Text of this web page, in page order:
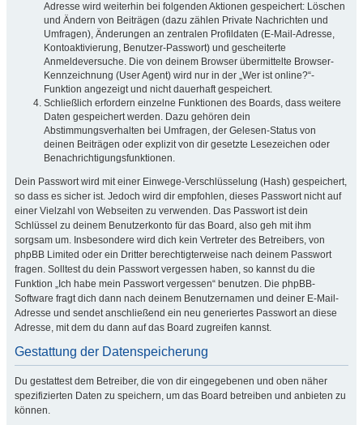
Adresse wird weiterhin bei folgenden Aktionen gespeichert: Löschen
und Ändern von Beiträgen (dazu zählen Private Nachrichten und
Umfragen), Änderungen an zentralen Profildaten (E-Mail-Adresse,
Kontoaktivierung, Benutzer-Passwort) und gescheiterte
Anmeldeversuche. Die von deinem Browser übermittelte Browser-
Kennzeichnung (User Agent) wird nur in der „Wer ist online?“-
Funktion angezeigt und nicht dauerhaft gespeichert.
Schließlich erfordern einzelne Funktionen des Boards, dass weitere
Daten gespeichert werden. Dazu gehören dein
Abstimmungsverhalten bei Umfragen, der Gelesen-Status von
deinen Beiträgen oder explizit von dir gesetzte Lesezeichen oder
Benachrichtigungsfunktionen.
Dein Passwort wird mit einer Einwege-Verschlüsselung (Hash) gespeichert,
so dass es sicher ist. Jedoch wird dir empfohlen, dieses Passwort nicht auf
einer Vielzahl von Webseiten zu verwenden. Das Passwort ist dein
Schlüssel zu deinem Benutzerkonto für das Board, also geh mit ihm
sorgsam um. Insbesondere wird dich kein Vertreter des Betreibers, von
phpBB Limited oder ein Dritter berechtigterweise nach deinem Passwort
fragen. Solltest du dein Passwort vergessen haben, so kannst du die
Funktion „Ich habe mein Passwort vergessen“ benutzen. Die phpBB-
Software fragt dich dann nach deinem Benutzernamen und deiner E-Mail-
Adresse und sendet anschließend ein neu generiertes Passwort an diese
Adresse, mit dem du dann auf das Board zugreifen kannst.
Gestattung der Datenspeicherung
Du gestattest dem Betreiber, die von dir eingegebenen und oben näher
spezifizierten Daten zu speichern, um das Board betreiben und anbieten zu
können.